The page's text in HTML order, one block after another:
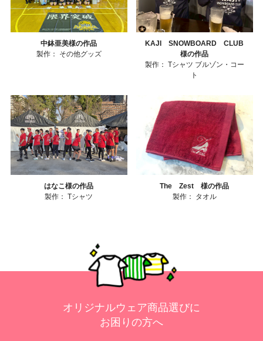
中鉢亜美様の作品
製作：
その他グッズ
KAJI SNOWBOARD CLUB
様の作品
製作： Tシャツ ブルゾン・コー
ト
はなこ様の作品
製作： Tシャツ
The Zest 様の作品
製作：
タオル
オリジナルウェア商品選びに
お困りの方へ